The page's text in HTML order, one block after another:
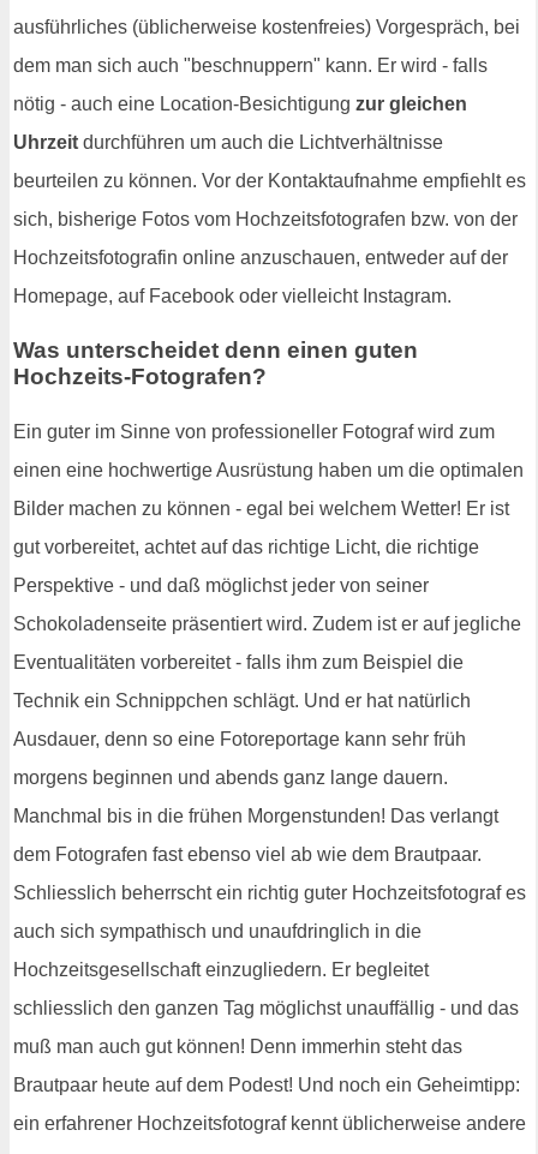
ausführliches (üblicherweise kostenfreies) Vorgespräch, bei
dem man sich auch "beschnuppern" kann. Er wird - falls
nötig - auch eine Location-Besichtigung zur gleichen
Uhrzeit durchführen um auch die Lichtverhältnisse
beurteilen zu können. Vor der Kontaktaufnahme empfiehlt es
sich, bisherige Fotos vom Hochzeitsfotografen bzw. von der
Hochzeitsfotografin online anzuschauen, entweder auf der
Homepage, auf Facebook oder vielleicht Instagram.
Was unterscheidet denn einen guten
Hochzeits-Fotografen?
Ein guter im Sinne von professioneller Fotograf wird zum
einen eine hochwertige Ausrüstung haben um die optimalen
Bilder machen zu können - egal bei welchem Wetter! Er ist
gut vorbereitet, achtet auf das richtige Licht, die richtige
Perspektive - und daß möglichst jeder von seiner
Schokoladenseite präsentiert wird. Zudem ist er auf jegliche
Eventualitäten vorbereitet - falls ihm zum Beispiel die
Technik ein Schnippchen schlägt. Und er hat natürlich
Ausdauer, denn so eine Fotoreportage kann sehr früh
morgens beginnen und abends ganz lange dauern.
Manchmal bis in die frühen Morgenstunden! Das verlangt
dem Fotografen fast ebenso viel ab wie dem Brautpaar.
Schliesslich beherrscht ein richtig guter Hochzeitsfotograf es
auch sich sympathisch und unaufdringlich in die
Hochzeitsgesellschaft einzugliedern. Er begleitet
schliesslich den ganzen Tag möglichst unauffällig - und das
muß man auch gut können! Denn immerhin steht das
Brautpaar heute auf dem Podest! Und noch ein Geheimtipp:
ein erfahrener Hochzeitsfotograf kennt üblicherweise andere